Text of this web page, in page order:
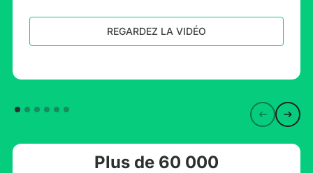
REGARDEZ LA VIDÉO
Plus de 60 000